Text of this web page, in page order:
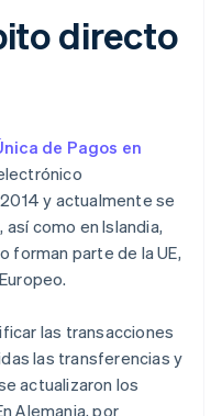
directo
de Pagos en
y actualmente se
como en Islandia,
forman parte de la UE,
las transacciones
las transferencias y
actualizaron los
Alemania, por